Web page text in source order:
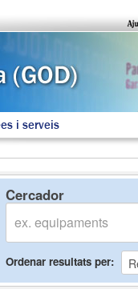
i serveis
Cercador
Ordenar resultats per